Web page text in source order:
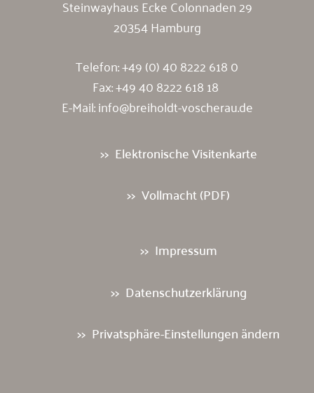
Steinwayhaus Ecke Colonnaden 29
20354 Hamburg
Telefon:+49 (0) 40 8222 618 0
Fax: +49 40 8222 618 18
E-Mail:info@breiholdt-voscherau.de
Elektronische Visitenkarte
Vollmacht (PDF)
Impressum
Datenschutzerklärung
Privatsphäre-Einstellungen ändern